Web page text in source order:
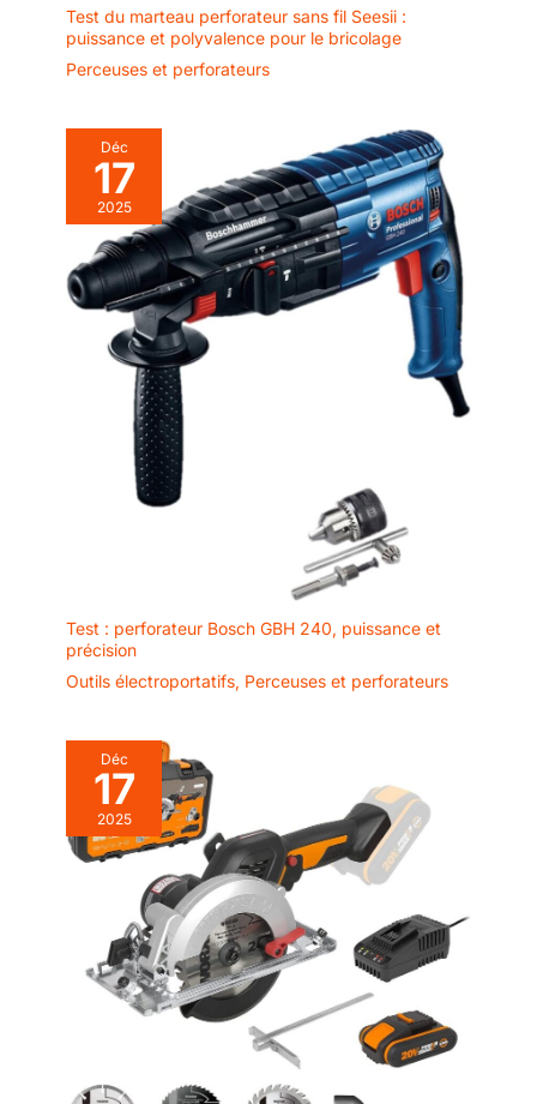
professionnels et les amateurs
de bricolage.
supplémentaires et offrant une valeur exceptionnelle.
Test du marteau perforateur sans fil Seesii :
puissance et polyvalence pour le bricolage
Perceuses et perforateurs
Déc
17
2025
Test : perforateur Bosch GBH 240, puissance et
précision
Outils électroportatifs, Perceuses et perforateurs
Déc
17
2025